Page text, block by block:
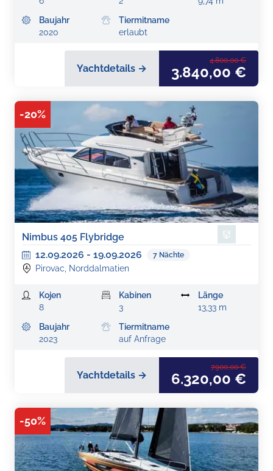
Baujahr
2020
Tiermitname
erlaubt
Yachtdetails →
4.800,00 €
3.840,00 €
-20%
Nimbus 405 Flybridge
12.09.2026 - 19.09.2026 7 Nächte
Pirovac, Norddalmatien
Kojen
8
Kabinen
3
Länge
13,33 m
Baujahr
2023
Tiermitname
auf Anfrage
Yachtdetails →
7.900,00 €
6.320,00 €
-50%